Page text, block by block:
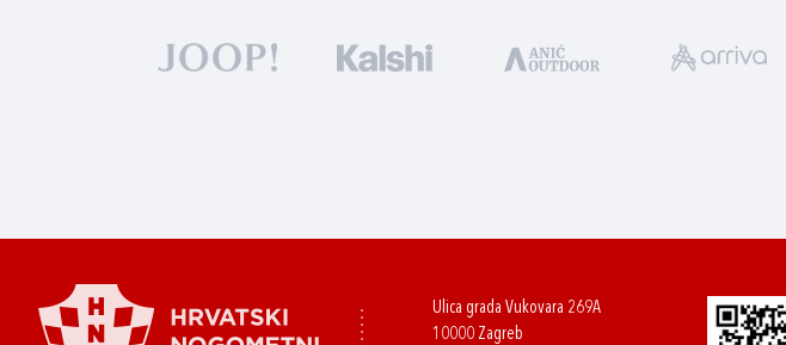
Ulica grada Vukovara 269A
10000 Zagreb